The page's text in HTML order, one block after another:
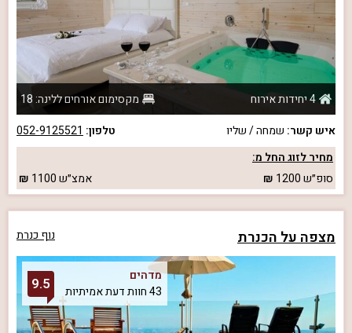
4 יחידות אירוח
מקסימום אורחים ללינה: 18
איש קשר: שמחה / שליו טלפון: 052-9125521
מחיר לזוג החל מ:
סופ״ש1200 אמצ״ש1100
מצפה על הכנרת נוף כנרת
מדהים
43 חוות דעת אמיתיות
9.5